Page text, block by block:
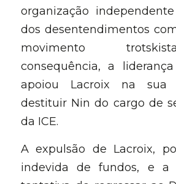
organização
dos desentendimentos
movimento
consequência, a
apoiou Lacroix na sua
destituir Nin do cargo de
da ICE.
A expulsão de Lacroix,
indevida de fundos, e a